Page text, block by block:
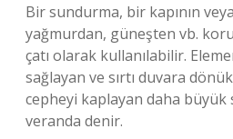
Bir sundurma, bir kapının
yağmurdan, güneşten vb.
çatı olarak kullanılabilir.
sağlayan ve sırtı duvara
cepheyi kaplayan daha
veranda denir.